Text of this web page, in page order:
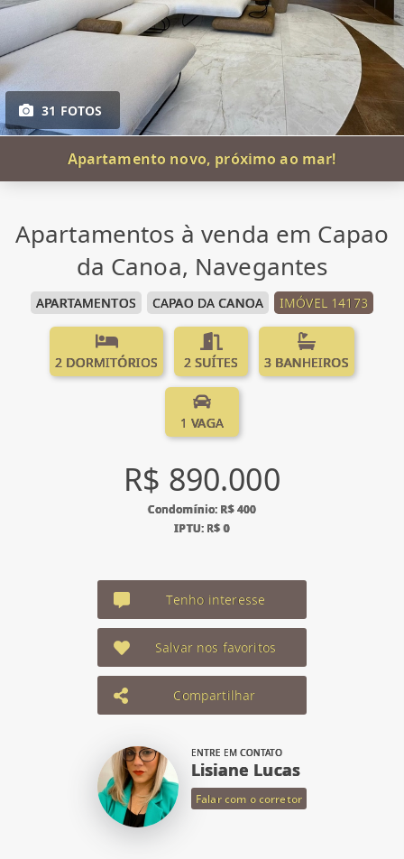
31 FOTOS
Apartamento novo, próximo ao mar!
Apartamentos à venda em Capao
da Canoa, Navegantes
APARTAMENTOS CAPAO DA CANOA IMÓVEL 14173
2 DORMITÓRIOS 2 SUÍTES 3 BANHEIROS
1 VAGA
R$ 890.000
Condomínio: R$ 400
IPTU: R$ 0
Tenho interesse
Salvar nos favoritos
Compartilhar
ENTRE EM CONTATO
Lisiane Lucas
Falar com o corretor